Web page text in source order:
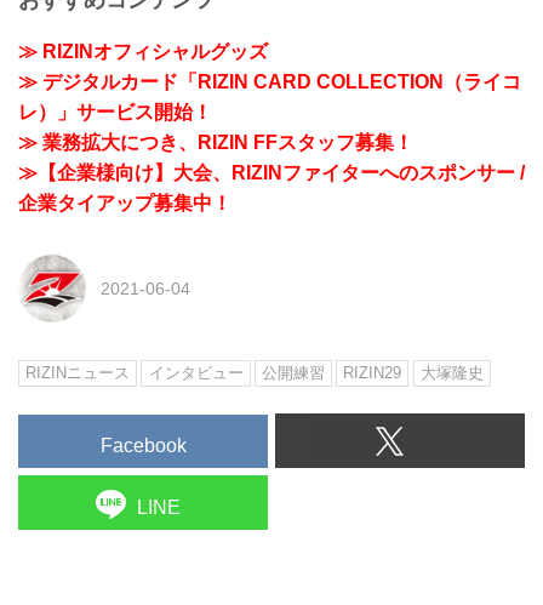
≫ RIZINオフィシャルグッズ
≫ デジタルカード「RIZIN CARD COLLECTION（ライコ
レ）」サービス開始！
≫ 業務拡大につき、RIZIN FFスタッフ募集！
≫【企業様向け】大会、RIZINファイターへのスポンサー /
企業タイアップ募集中！
2021-06-04
RIZINニュース インタビュー 公開練習 RIZIN29 大塚隆史
Facebook
LINE